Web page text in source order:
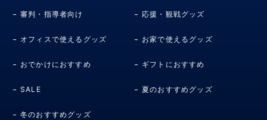
審判・指導者向け 応援・観戦グッズ
オフィスで使えるグッズ お家で使えるグッズ
おでかけにおすすめ ギフトにおすすめ
SALE 夏のおすすめグッズ
冬のおすすめグッズ